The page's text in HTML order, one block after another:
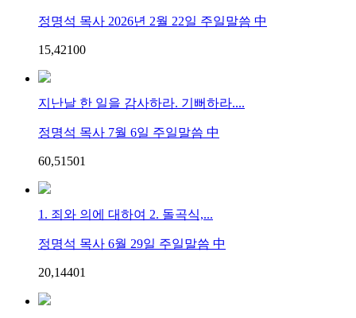
정명석 목사 2026년 2월 22일 주일말씀 中
15,42100
지난날 한 일을 감사하라. 기뻐하라....
정명석 목사 7월 6일 주일말씀 中
60,51501
1. 죄와 의에 대하여 2. 돌곡식,...
정명석 목사 6월 29일 주일말씀 中
20,14401